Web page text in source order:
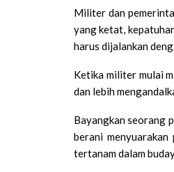
Militer dan
yang ketat,
harus dijalankan
Ketika militer mulai
dan lebih
Bayangkan seorang
berani
tertanam dalam